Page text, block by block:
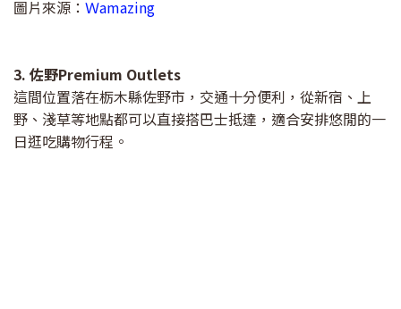
圖片來源： Ｗamazing
3. 佐野Premium Outlets
這間位置落在栃木縣佐野市，交通十分便利，從新宿、上
野、淺草等地點都可以直接搭巴士抵達，適合安排悠閒的一
日逛吃購物行程。